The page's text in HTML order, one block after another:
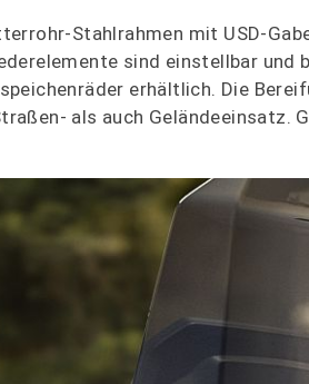
Stahlrahmen mit USD-
sind einstellbar
erhältlich. Die
als auch Geländeeinsatz.